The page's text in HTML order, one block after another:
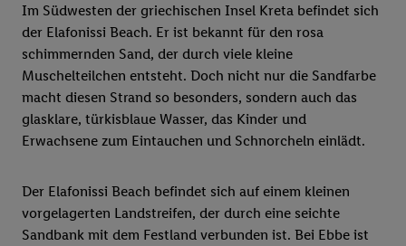
Im Südwesten der griechischen Insel Kreta befindet sich
der Elafonissi Beach. Er ist bekannt für den rosa
schimmernden Sand, der durch viele kleine
Muschelteilchen entsteht. Doch nicht nur die Sandfarbe
macht diesen Strand so besonders, sondern auch das
glasklare, türkisblaue Wasser, das Kinder und
Erwachsene zum Eintauchen und Schnorcheln einlädt.
Der Elafonissi Beach befindet sich auf einem kleinen
vorgelagerten Landstreifen, der durch eine seichte
Sandbank mit dem Festland verbunden ist. Bei Ebbe ist